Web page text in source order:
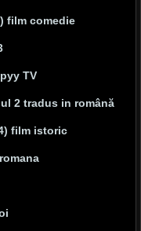
film comedie
TV
2 tradus in română
film istoric